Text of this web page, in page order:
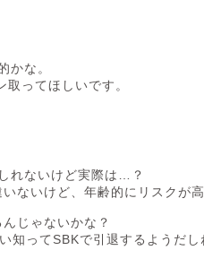
かな。
ってほしいです。
れないけど実際は…？
ないけど、年齢的にリスクが
じゃないかな？
知ってSBKで引退するようだし